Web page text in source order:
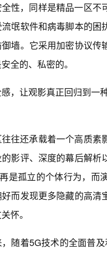
性，同样是精品一区
氓软件和病毒脚本的
墙。它采用加密协议
全的、私密的。
，让观影真正回归到一
往还承载着一个高质素
影评、深度的幕后解
是孤立的个体行为，
而发现更多隐藏的高
怀。
随着5G技术的全面普